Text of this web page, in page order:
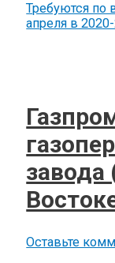
Требуются по
апреля в
Оставьте